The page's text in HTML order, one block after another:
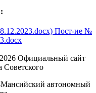
Пост-ие №
Официальный сайт
Советского
автономный